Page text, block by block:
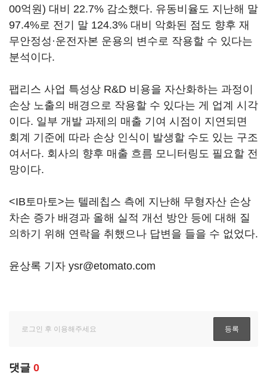
00억원) 대비 22.7% 감소했다. 유동비율도 지난해 말
97.4%로 전기 말 124.3% 대비 악화된 점도 향후 재
무안정성·운전자본 운용의 변수로 작용할 수 있다는
분석이다.
팹리스 사업 특성상 R&D 비용을 자산화하는 과정이
손상 노출의 배경으로 작용할 수 있다는 게 업계 시각
이다. 일부 개발 과제의 매출 기여 시점이 지연되면
회계 기준에 따라 손상 인식이 발생할 수도 있는 구조
여서다. 회사의 향후 매출 흐름 모니터링도 필요할 전
망이다.
<IB토마토>는 텔레칩스 측에 지난해 무형자산 손상
차손 증가 배경과 올해 실적 개선 방안 등에 대해 질
의하기 위해 연락을 취했으나 답변을 들을 수 없었다.
윤상록 기자 ysr@etomato.com
댓글 0